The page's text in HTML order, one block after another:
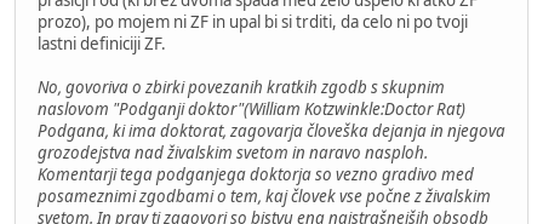
prozo), po mojem ni ZF in upal bi si trditi, da celo ni po tvoji
lastni definiciji ZF.
No, govoriva o zbirki povezanih kratkih zgodb s skupnim
naslovom "Podganji doktor"(William Kotzwinkle:Doctor Rat)
Podgana, ki ima doktorat, zagovarja človeška dejanja in njegova
grozodejstva nad živalskim svetom in naravo nasploh.
Komentarji tega podganjega doktorja so vezno gradivo med
posameznimi zgodbami o tem, kaj človek vse počne z živalskim
svetom. In prav ti zagovori so bistvu ena najstrašnejših obsodb